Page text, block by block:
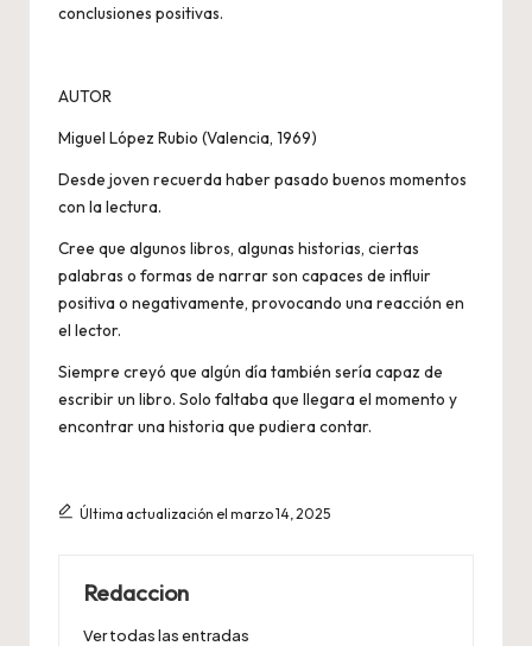
conclusiones positivas.
AUTOR
Miguel López Rubio (Valencia, 1969)
Desde joven recuerda haber pasado buenos momentos
con la lectura.
Cree que algunos libros, algunas historias, ciertas
palabras o formas de narrar son capaces de influir
positiva o negativamente, provocando una reacción en
el lector.
Siempre creyó que algún día también sería capaz de
escribir un libro. Solo faltaba que llegara el momento y
encontrar una historia que pudiera contar.
Última actualización el marzo 14, 2025
Redaccion
Ver todas las entradas